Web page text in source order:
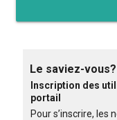
Le saviez-vous?
Inscription des
portail
Pour s’inscrire, les